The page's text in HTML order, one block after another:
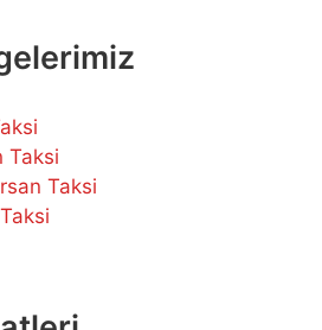
Taksi
Taksi